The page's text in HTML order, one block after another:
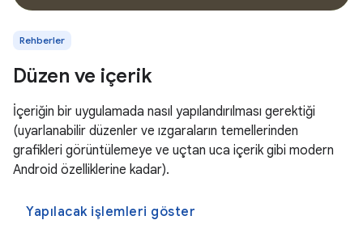
Rehberler
Düzen ve içerik
İçeriğin bir uygulamada nasıl yapılandırılması gerektiği
(uyarlanabilir düzenler ve ızgaraların temellerinden
grafikleri görüntülemeye ve uçtan uca içerik gibi modern
Android özelliklerine kadar).
Yapılacak işlemleri göster